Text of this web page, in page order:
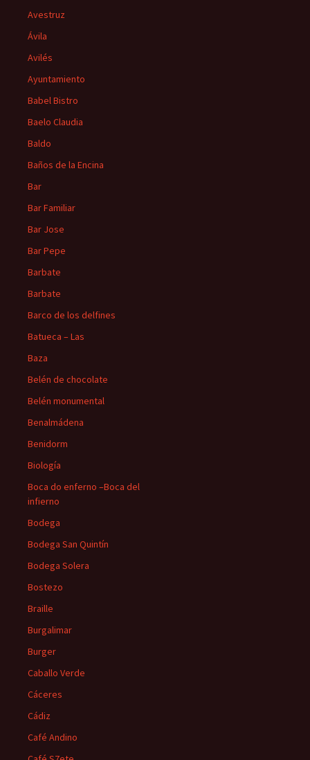
Avestruz
Ávila
Avilés
Ayuntamiento
Babel Bistro
Baelo Claudia
Baldo
Baños de la Encina
Bar
Bar Familiar
Bar Jose
Bar Pepe
Barbate
Barbate
Barco de los delfines
Batueca – Las
Baza
Belén de chocolate
Belén monumental
Benalmádena
Benidorm
Biología
Boca do enferno –Boca del
infierno
Bodega
Bodega San Quintín
Bodega Solera
Bostezo
Braille
Burgalimar
Burger
Caballo Verde
Cáceres
Cádiz
Café Andino